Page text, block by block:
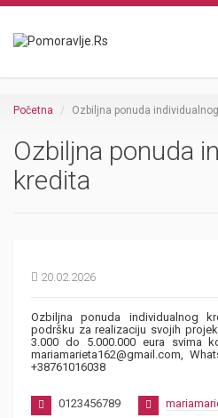
Početna Ozbiljna ponuda
Ozbiljna ponuda
kredita
20.02.2026
Ozbiljna ponuda individualnog
podršku za realizaciju svojih
3.000 do 5.000.000 eura svima
mariamarieta162@gmail.com,
+38761016038
0123456789